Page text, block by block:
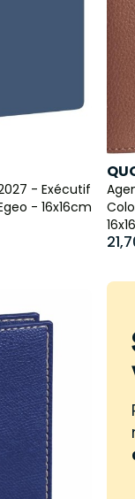
- Exécutif
- 16x16cm